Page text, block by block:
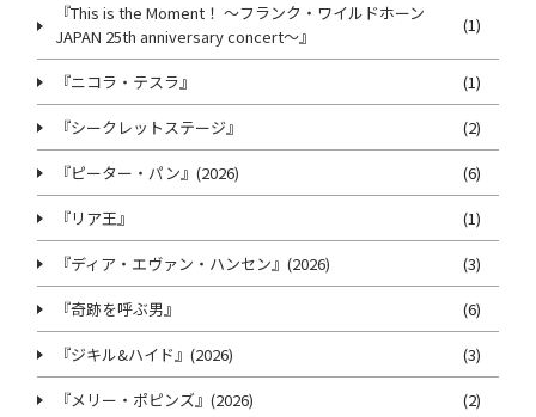
『This is the Moment！ ～フランク・ワイルドホーン
JAPAN 25th anniversary concert～』
(1)
『ニコラ・テスラ』
(1)
『シークレットステージ』
(2)
『ピーター・パン』(2026)
(6)
『リア王』
(1)
『ディア・エヴァン・ハンセン』(2026)
(3)
『奇跡を呼ぶ男』
(6)
『ジキル&ハイド』(2026)
(3)
『メリー・ポピンズ』(2026)
(2)